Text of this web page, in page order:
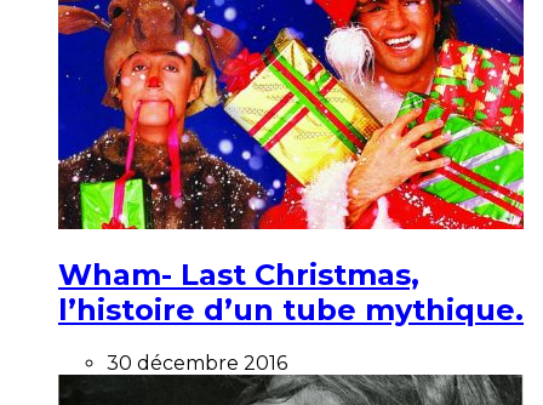
Wham- Last Christmas,
l’histoire d’un tube mythique.
30 décembre 2016